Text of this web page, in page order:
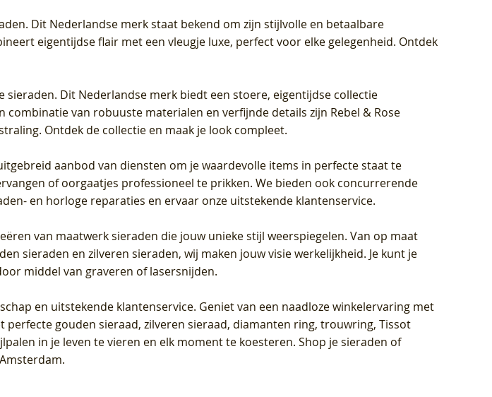
Dit Nederlandse merk staat bekend om zijn stijlvolle en betaalbare
eigentijdse flair met een vleugje luxe, perfect voor elke gelegenheid. Ontdek
sieraden. Dit Nederlandse merk biedt een stoere, eigentijdse collectie
van robuuste materialen en verfijnde details zijn Rebel & Rose
Ontdek de collectie en maak je look compleet.
aanbod van diensten om je waardevolle items in perfecte staat te
of oorgaatjes professioneel te prikken. We bieden ook concurrerende
en horloge reparaties en ervaar onze uitstekende klantenservice.
van maatwerk sieraden die jouw unieke stijl weerspiegelen. Van op maat
sieraden en zilveren sieraden, wij maken jouw visie werkelijkheid. Je kunt je
middel van graveren of lasersnijden.
en uitstekende klantenservice. Geniet van een naadloze winkelervaring met
gouden sieraad, zilveren sieraad, diamanten ring, trouwring, Tissot
in je leven te vieren en elk moment te koesteren. Shop je sieraden of